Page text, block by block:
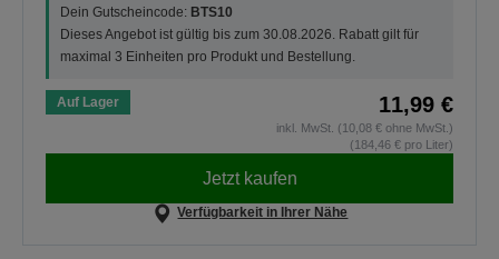
Dein Gutscheincode: BTS10
Dieses Angebot ist gültig bis zum 30.08.2026. Rabatt gilt für
maximal 3 Einheiten pro Produkt und Bestellung.
Auf Lager 11,99 €
inkl. MwSt. (10,08 € ohne MwSt.)
(184,46 € pro Liter)
Jetzt kaufen
Verfügbarkeit in Ihrer Nähe